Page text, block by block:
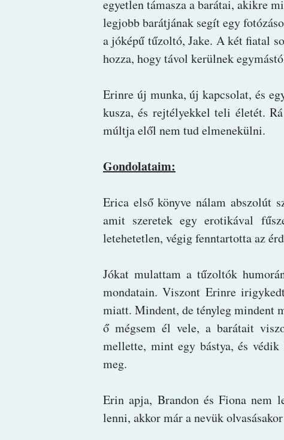
egyetlen támasza a barátai, akikre
legjobb barátjának segít egy
a jóképű tűzoltó, Jake. A két fiatal
hozza, hogy távol kerülnek
Erinre új munka, új kapcsolat, és
kusza, és rejtélyekkel teli életét.
múltja elől nem tud elmenekülni.
Gondolataim:
Erica első könyve nálam abszolút
amit szeretek egy erotikával
letehetetlen, végig fenntartotta az
Jókat mulattam a tűzoltók
mondatain. Viszont Erinre
miatt. Mindent, de tényleg mindent
ő mégsem él vele, a barátait
mellette, mint egy bástya, és
meg.
Erin apja, Brandon és Fiona nem
lenni, akkor már a nevük